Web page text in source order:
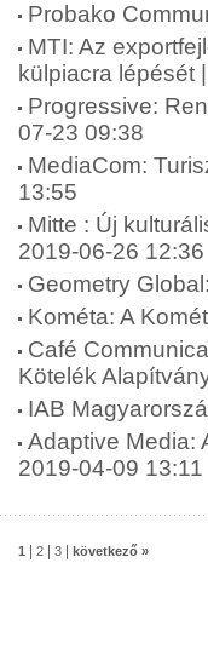
Probako
MTI: Az
külpiacra lépését
Progressive:
07-23 09:38
MediaCom:
13:55
Mitte : Új
2019-06-26 12:36
Geometry
Kométa: A
Café
Kötelék
IAB
Adaptive Media:
2019-04-09 13:11
1 2 3 következő »